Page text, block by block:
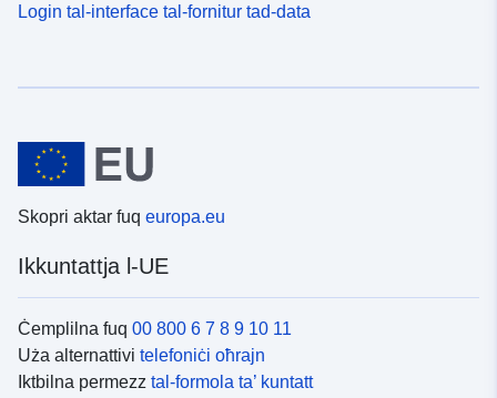
Login tal-interface tal-fornitur tad-data
Skopri aktar fuq europa.eu
Ikkuntattja l-UE
Ċemplilna fuq 00 800 6 7 8 9 10 11
Uża alternattivi telefoniċi oħrajn
Iktbilna permezz tal-formola ta’ kuntatt